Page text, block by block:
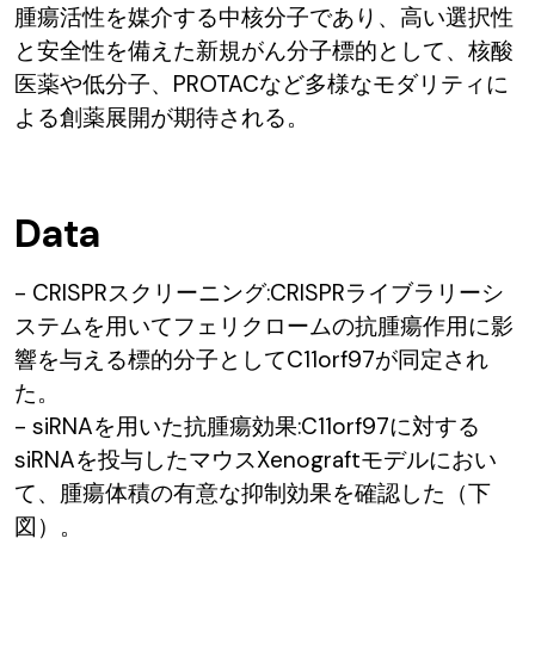
腫瘍活性を媒介する中核分子であり、高い選択性
と安全性を備えた新規がん分子標的として、核酸
医薬や低分子、PROTACなど多様なモダリティに
よる創薬展開が期待される。
Data
- CRISPRスクリーニング:CRISPRライブラリーシ
ステムを用いてフェリクロームの抗腫瘍作用に影
響を与える標的分子としてC11orf97が同定され
た。
- siRNAを用いた抗腫瘍効果:C11orf97に対する
siRNAを投与したマウスXenograftモデルにおい
て、腫瘍体積の有意な抑制効果を確認した（下
図）。